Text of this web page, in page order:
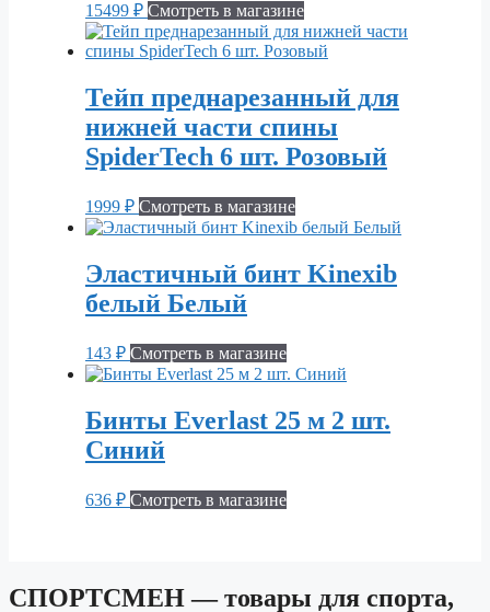
15499 ₽ Смотреть в магазине
Тейп преднарезанный для
нижней части спины
SpiderTech 6 шт. Розовый
1999 ₽ Смотреть в магазине
Эластичный бинт Kinexib
белый Белый
143 ₽ Смотреть в магазине
Бинты Everlast 25 м 2 шт.
Синий
636 ₽ Смотреть в магазине
СПОРТСМЕН — товары для спорта,